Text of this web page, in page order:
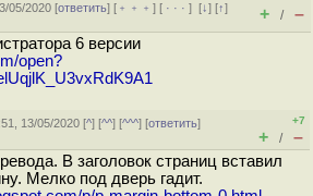
05/2020 [ответить] [ ﹢﹢﹢] [ · · ·][↓] [↑]
+ / –
6 версии
open?
13/05/2020 [^] [^^] [^^^] [ответить]
+7
+ / –
В заголовок страниц вставил
Мелко под дверь гадит.